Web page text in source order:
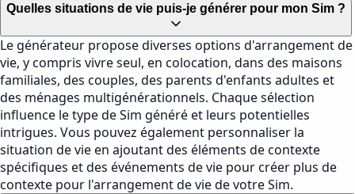
Quelles situations de vie puis-je générer pour mon Sim ?
Le générateur propose diverses options d'arrangement de
vie, y compris vivre seul, en colocation, dans des maisons
familiales, des couples, des parents d'enfants adultes et
des ménages multigénérationnels. Chaque sélection
influence le type de Sim généré et leurs potentielles
intrigues. Vous pouvez également personnaliser la
situation de vie en ajoutant des éléments de contexte
spécifiques et des événements de vie pour créer plus de
contexte pour l'arrangement de vie de votre Sim.